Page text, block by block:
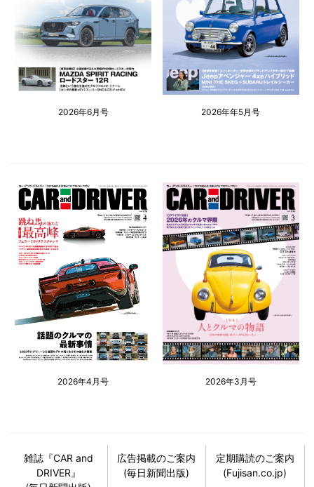
2026年6月号 2026年年5月号
2026年4月号 2026年3月号
雑誌『CAR and
DRIVER』
広告掲載のご案内
(毎日新聞出版)
定期購読のご案内
(Fujisan.co.jp)